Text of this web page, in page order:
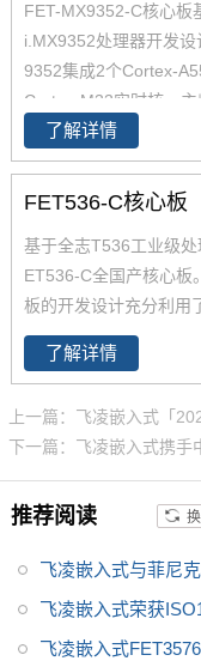
力测试，确保在高端应
稳定运行。您可以通过
的rk3588开发套件充分
FET-MX9352-C核心板
i.MX9352处理器开发设
9352集成2个Cortex-
Cortex-M33实时核，
Hz， 原生支持8路
hernet(含1路TSN)、2
0、2路CAN-FD总线等
证的 i.MX 6和i.MX 8基
了升级，集成NPU 可加
器学习应用，i.MX9352
积小巧，便于嵌入到您
中。
了解详情
FET536-C核心板
基于全志T536工业级处
ET536-C全国产核心板
板的开发设计充分利用
理器的性能优势。T536
主频为1.6GHz，集成了
-V MCU，能够提供高
力。此外，T536还支
NPU、安全启动、国密
全通路ECC、AMP、
接口，包括USB、
T、SPI、CAN-FD、以
C（模数转换器）、
了解详情
上一篇：飞凌嵌入式「
下一篇：飞凌嵌入式携手
推荐阅读
飞凌嵌入式与菲尼
注入智慧力量
飞凌嵌入式荣获
飞凌嵌入式